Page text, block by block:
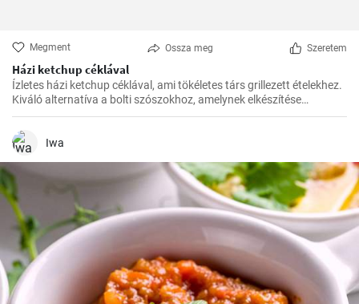
Megment Ossza meg Szeretem
Házi ketchup céklával
Ízletes házi ketchup céklával, ami tökéletes társ grillezett ételekhez.
Kiváló alternatíva a bolti szószokhoz, amelynek elkészítése
egyszerű, és az eredmény valóban finom.
Iwa